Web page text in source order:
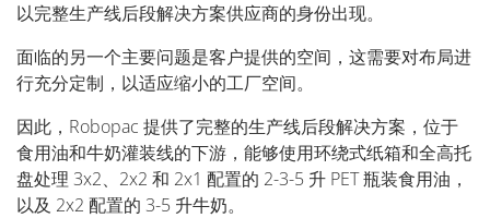
以完整生产线后段解决方案供应商的身份出现。
面临的另一个主要问题是客户提供的空间，这需要对布局进
行充分定制，以适应缩小的工厂空间。
因此，Robopac 提供了完整的生产线后段解决方案，位于
食用油和牛奶灌装线的下游，能够使用环绕式纸箱和全高托
盘处理 3x2、2x2 和 2x1 配置的 2-3-5 升 PET 瓶装食用油，
以及 2x2 配置的 3-5 升牛奶。